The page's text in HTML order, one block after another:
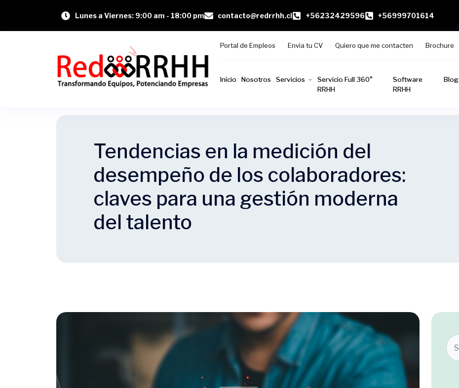
Lunes a Viernes: 9:00 am - 18:00 pm contacto@redrrhh.cl +56232429596 +56999701614
Portal de Empleos Envia tu CV Quiero que me contacten Brochure
Inicio Nosotros Servicios
Servicio Full 360°
RRHH
Software
RRHH
Blog
Tendencias en la medición del
desempeño de los colaboradores:
claves para una gestión moderna
del talento